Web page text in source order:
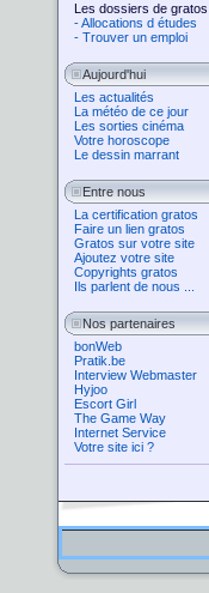
Les dossiers de gratos
- Allocations d études
- Trouver un emploi
Aujourd'hui
Les actualités
La météo de ce jour
Les sorties cinéma
Votre horoscope
Le dessin marrant
Entre nous
La certification gratos
Faire un lien gratos
Gratos sur votre site
Ajoutez votre site
Copyrights gratos
Ils parlent de nous ...
Nos partenaires
bonWeb
Pratik.be
Interview Webmaster
Hyjoo
Escort Girl
The Game Way
Internet Service
Votre site ici ?